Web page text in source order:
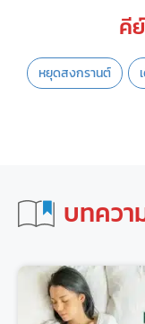
คี
หยุดสงกรานต์
บทควา